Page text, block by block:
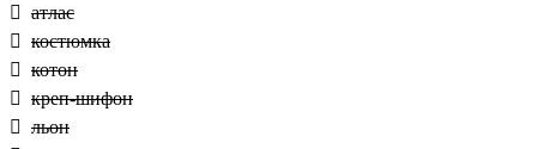
атлас
костюмка
котон
креп-шифон
льон